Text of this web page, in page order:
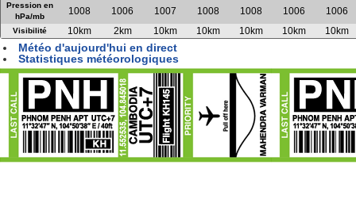
Pression en
hPa/mb
1008 1006 1007 1008 1008 1006 1006
Visibilité 10km 2km 10km 10km 10km 10km 10km
Météo d'aujourd'hui en direct
Statistiques météorologiques